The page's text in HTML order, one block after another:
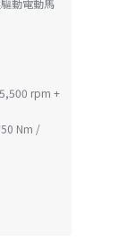
動電動馬
rpm +
Nm /